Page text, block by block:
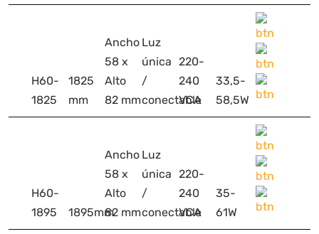
H60-
1825
1825
mm
Ancho
58 x
Alto
82 mm
Luz
única
/
conectable
220-
240
VCA
33,5-
58,5W
H60-
1895
1895mm
Ancho
58 x
Alto
82 mm
Luz
única
/
conectable
220-
240
VCA
35-
61W